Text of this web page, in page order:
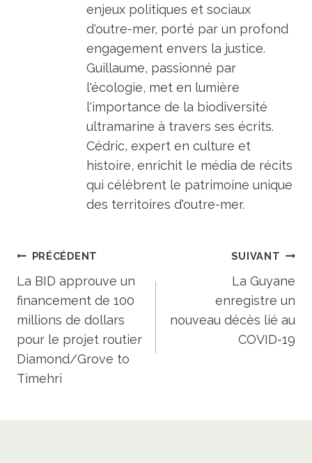
enjeux politiques et sociaux
d'outre-mer, porté par un profond
engagement envers la justice.
Guillaume, passionné par
l'écologie, met en lumière
l'importance de la biodiversité
ultramarine à travers ses écrits.
Cédric, expert en culture et
histoire, enrichit le média de récits
qui célèbrent le patrimoine unique
des territoires d'outre-mer.
Navigation
de
l’article
PRÉCÉDENT
La BID approuve un
financement de 100
millions de dollars
pour le projet routier
Diamond/Grove to
Timehri
SUIVANT
La Guyane
enregistre un
nouveau décès lié au
COVID-19